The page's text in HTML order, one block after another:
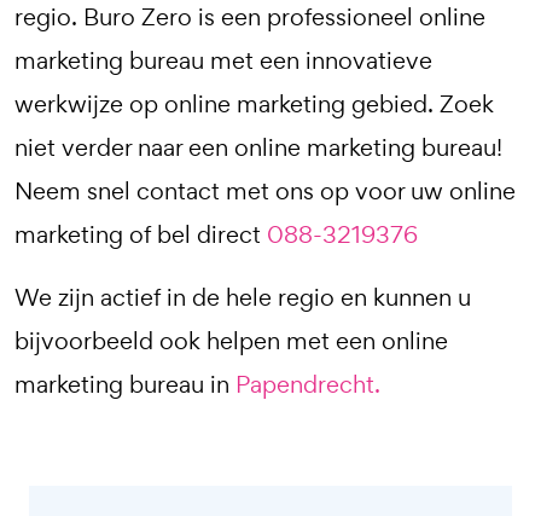
regio. Buro Zero is een professioneel online
marketing bureau met een innovatieve
werkwijze op online marketing gebied. Zoek
niet verder naar een online marketing bureau!
Neem snel contact met ons op voor uw online
marketing of bel direct 088-3219376
We zijn actief in de hele regio en kunnen u
bijvoorbeeld ook helpen met een online
marketing bureau in Papendrecht.